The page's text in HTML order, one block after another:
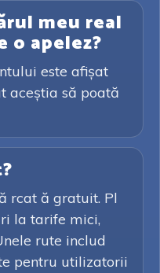
meu real
o apelez?
este afișat
aceștia să poată
rcat ă gratuit. Pl
la tarife mici,
rute includ
pentru utilizatorii